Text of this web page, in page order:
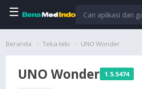
☰
Beranda
Beranda Teka-teki UNO Wonder
UNO Wonder 1.5.5474